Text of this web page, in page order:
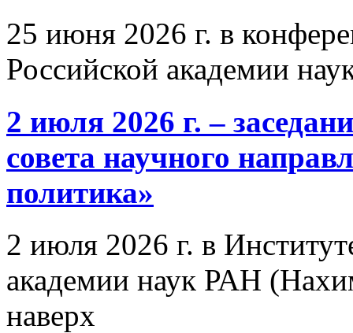
25 июня 2026 г. в
Российской академии
2 июля 2026 г. –
совета научного
политика»
2 июля 2026 г. в
академии наук РАН
наверх